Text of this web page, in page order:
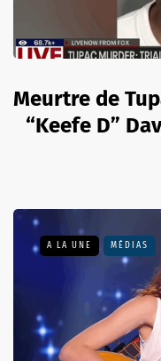
Meurtre de
“Keefe D”
A LA UNE MÉDIAS